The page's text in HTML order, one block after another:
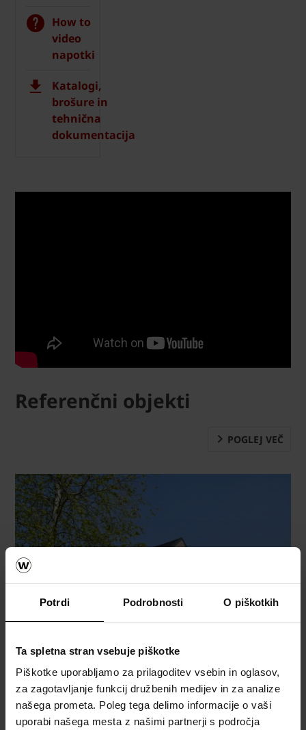
Potrdi Podrobnosti O piškotkih
Ta spletna stran vsebuje piškotke
Piškotke uporabljamo za prilagoditev vsebin in oglasov,
za zagotavljanje funkcij družbenih medijev in za analize
našega prometa. Poleg tega delimo informacije o vaši
uporabi našega mesta z našimi partnerji s področja
How to
video
napotki
Katalogi,
brošure in
tehnična
dokumentacija
Referenčni objekti
POGLEJ VEČ